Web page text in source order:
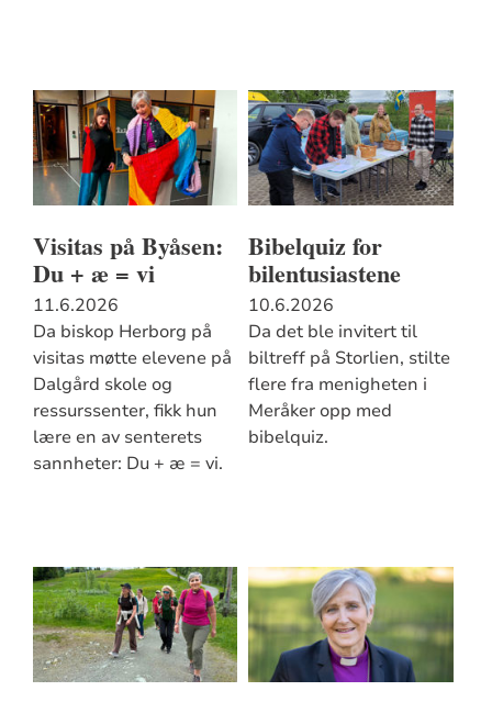
Visitas på Byåsen:
Du + æ = vi
11.6.2026
Da biskop Herborg på
visitas møtte elevene på
Dalgård skole og
ressurssenter, fikk hun
lære en av senterets
sannheter: Du + æ = vi.
Bibelquiz for
bilentusiastene
10.6.2026
Da det ble invitert til
biltreff på Storlien, stilte
flere fra menigheten i
Meråker opp med
bibelquiz.